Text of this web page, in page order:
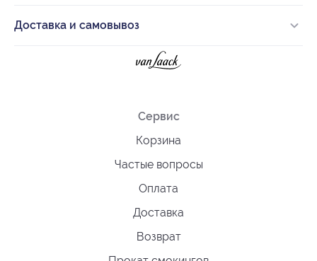
Доставка и самовывоз
Сервис
Корзина
Частые вопросы
Оплата
Доставка
Возврат